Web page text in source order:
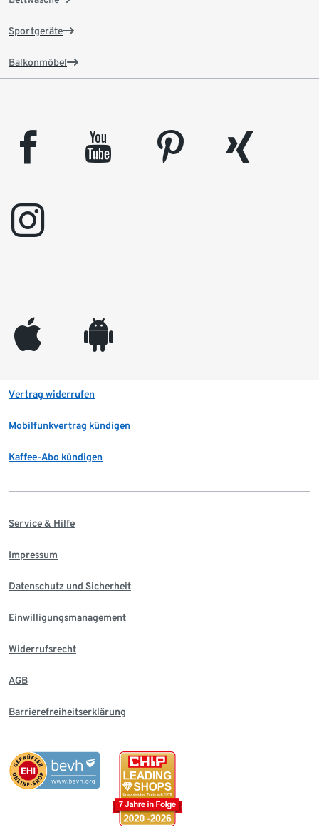
Sportgeräte
Balkonmöbel
facebook youtube pinterest
xing
instagram
appleinc android
Vertrag widerrufen
Mobilfunkvertrag kündigen
Kaffee-Abo kündigen
Service & Hilfe
Impressum
Datenschutz und Sicherheit
Einwilligungsmanagement
Widerrufsrecht
AGB
Barrierefreiheitserklärung